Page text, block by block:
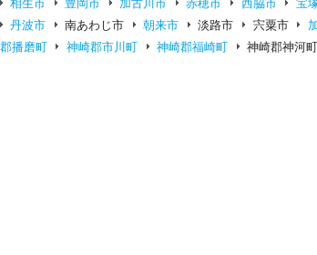
相生市 豊岡市 加古川市 赤穂市 西脇市 宝
丹波市 南あわじ市 朝来市 淡路市 宍粟市
播磨町 神崎郡市川町 神崎郡福崎町 神崎郡神河町